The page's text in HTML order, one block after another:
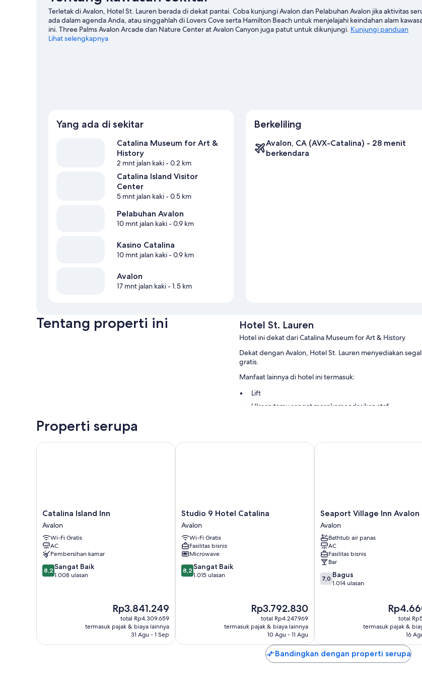
(8JM)Terletak di Avalon, Hotel St. Lauren berada di dekat pantai. Coba kunjungi Avalon dan Pelabuhan Avalon jika aktivitas
ada dalam agenda Anda, atau singgahlah di Lovers Cove serta Hamilton Beach untuk menjelajahi keindahan alam
ini. Three Palms Avalon Arcade dan Nature Center at Avalon Canyon juga patut untuk dikunjungi. Kunjungi panduan
perjalanan kami untuk Avalon
Lihat selengkapnya
Yang ada di sekitar
Catalina Museum for Art &
History
2 mnt jalan kaki- 0.2 km
Catalina Island Visitor
Center
5 mnt jalan kaki- 0.5 km
Pelabuhan Avalon
10 mnt jalan kaki- 0.9 km
Kasino Catalina
10 mnt jalan kaki- 0.9 km
Avalon
17 mnt jalan kaki- 1.5 km
Berkeliling
Avalon, CA (AVX-Catalina) - 28 menit
berkendara
Tentang properti ini Hotel St. Lauren
Hotel ini dekat dari Catalina Museum for Art & History
Dekat dengan Avalon, Hotel St. Lauren menyediakan
gratis.
Manfaat lainnya di hotel ini termasuk:
Lift
Ulasan tamu sangat merekomendasikan staf
Semua kamar tidur di Hotel St. Lauren mempunyai
memberikan nilai tinggi untuk kamar kebersihan kamar di
Properti serupa
Catalina
Island
Inn
Avalon
Catalina Island Inn
Avalon
Wi-Fi Gratis
AC
Pembersihan kamar
8.2
dari
8,2 Sangat Baik
1.008 ulasan
Harga
sekarang
Rp3.841.249
Rp3.841.249
total Rp4.309.659
termasuk pajak & biaya lainnya
31 Agu - 1 Sep
Catalina Island Inn
Studio
9
Hotel
Catalina
Avalon
Studio 9 Hotel Catalina
Avalon
Wi-Fi Gratis
Fasilitas bisnis
Microwave
8.2
dari
8,2 Sangat Baik
1.015 ulasan
Harga
sekarang
Rp3.792.830
Rp3.792.830
total Rp4.247.969
termasuk pajak & biaya lainnya
10 Agu - 11 Agu
Studio 9 Hotel Catalina
Seaport
Village
Inn
Avalon
Avalon
Seaport Village Inn Avalon
Avalon
Bathtub air panas
AC
Fasilitas bisnis
Bar
7.0
dari
7,0 Bagus
1.014 ulasan
Harga
sekarang
total
termasuk pajak &
16
Seaport Village Inn Avalon
Bandingkan dengan properti serupa